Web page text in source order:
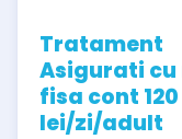
Tratament
Asigurati cu
fisa cont 120
lei/zi/adult